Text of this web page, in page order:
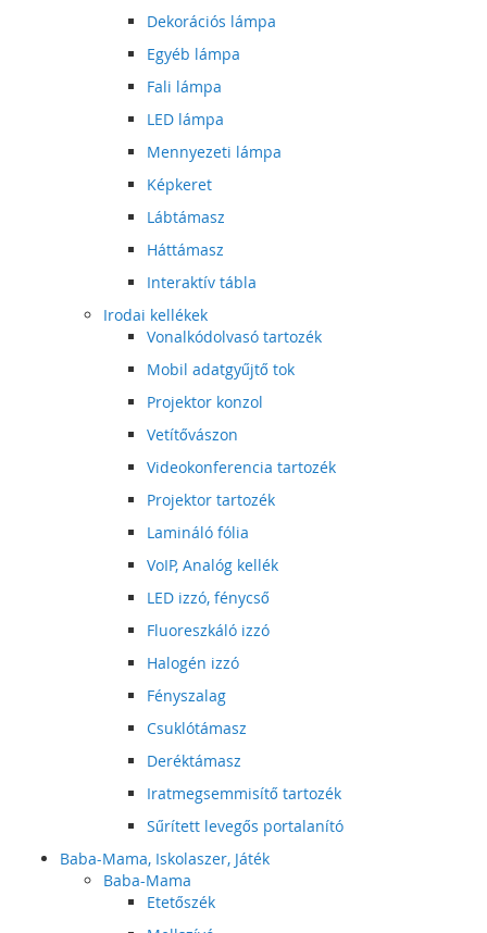
Dekorációs lámpa
Egyéb lámpa
Fali lámpa
LED lámpa
Mennyezeti lámpa
Képkeret
Lábtámasz
Háttámasz
Interaktív tábla
Irodai kellékek
Vonalkódolvasó tartozék
Mobil adatgyűjtő tok
Projektor konzol
Vetítővászon
Videokonferencia tartozék
Projektor tartozék
Lamináló fólia
VoIP, Analóg kellék
LED izzó, fénycső
Fluoreszkáló izzó
Halogén izzó
Fényszalag
Csuklótámasz
Deréktámasz
Iratmegsemmisítő tartozék
Sűrített levegős portalanító
Baba-Mama, Iskolaszer, Játék
Baba-Mama
Etetőszék